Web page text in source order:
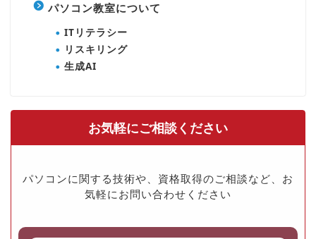
パソコン教室について
ITリテラシー
リスキリング
生成AI
お気軽にご相談ください
パソコンに関する技術や、資格取得のご相談など、お
気軽にお問い合わせください